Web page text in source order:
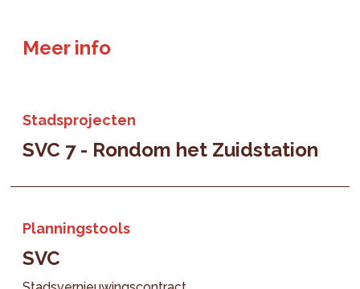
Meer info
Stadsprojecten
SVC 7 - Rondom het Zuidstation
Planningstools
SVC